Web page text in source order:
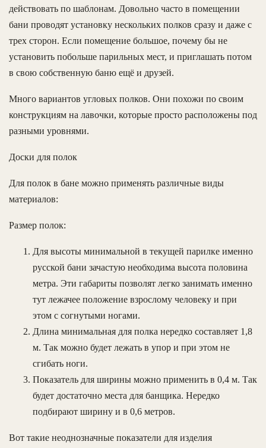
действовать по шаблонам. Довольно часто в помещении
бани проводят установку нескольких полков сразу и даже с
трех сторон. Если помещение большое, почему бы не
установить побольше парильных мест, и приглашать потом
в свою собственную баню ещё и друзей.
Много вариантов угловых полков. Они похожи по своим
конструкциям на лавочки, которые просто расположены под
разными уровнями.
Доски для полок
Для полок в бане можно применять различные виды
материалов:
Размер полок:
Для высоты минимальной в текущей парилке именно
русской бани зачастую необходима высота половина
метра. Эти габариты позволят легко занимать именно
тут лежачее положение взрослому человеку и при
этом с согнутыми ногами.
Длина минимальная для полка нередко составляет 1,8
м. Так можно будет лежать в упор и при этом не
сгибать ноги.
Показатель для ширины можно применить в 0,4 м. Так
будет достаточно места для банщика. Нередко
подбирают ширину и в 0,6 метров.
Вот такие неоднозначные показатели для изделия